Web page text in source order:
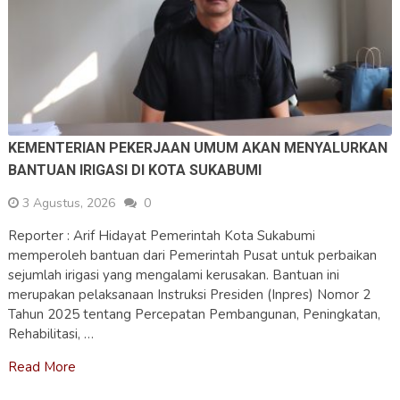
KEMENTERIAN PEKERJAAN UMUM AKAN MENYALURKAN
BANTUAN IRIGASI DI KOTA SUKABUMI
3 Agustus, 2026
0
Reporter : Arif Hidayat Pemerintah Kota Sukabumi
memperoleh bantuan dari Pemerintah Pusat untuk perbaikan
sejumlah irigasi yang mengalami kerusakan. Bantuan ini
merupakan pelaksanaan Instruksi Presiden (Inpres) Nomor 2
Tahun 2025 tentang Percepatan Pembangunan, Peningkatan,
Rehabilitasi, …
Read More